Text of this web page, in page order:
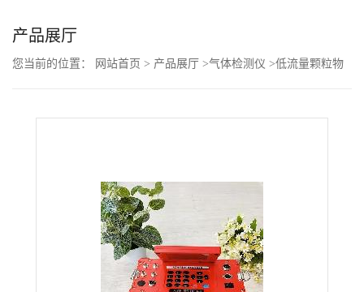
页
公
产品展厅
您当前的位置： 网站首页 > 产品展厅 >气体检测仪 >低流量颗粒物